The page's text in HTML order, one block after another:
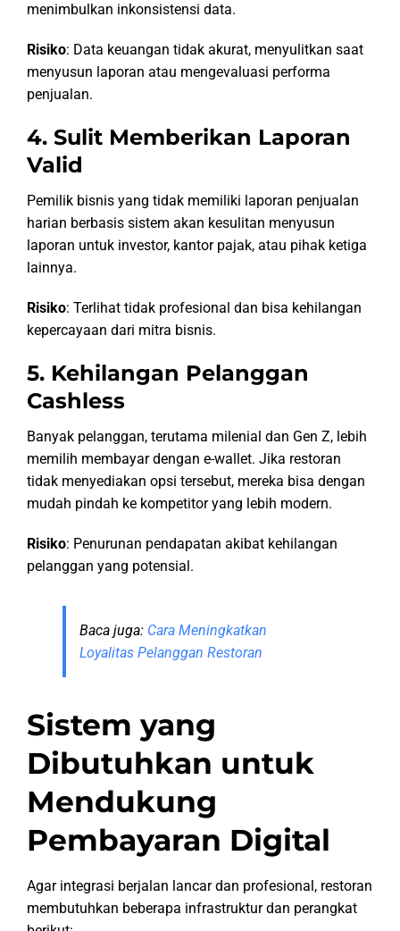
menimbulkan inkonsistensi data.
Risiko: Data keuangan tidak akurat, menyulitkan saat
menyusun laporan atau mengevaluasi performa
penjualan.
4. Sulit Memberikan Laporan
Valid
Pemilik bisnis yang tidak memiliki laporan penjualan
harian berbasis sistem akan kesulitan menyusun
laporan untuk investor, kantor pajak, atau pihak ketiga
lainnya.
Risiko: Terlihat tidak profesional dan bisa kehilangan
kepercayaan dari mitra bisnis.
5. Kehilangan Pelanggan
Cashless
Banyak pelanggan, terutama milenial dan Gen Z, lebih
memilih membayar dengan e-wallet. Jika restoran
tidak menyediakan opsi tersebut, mereka bisa dengan
mudah pindah ke kompetitor yang lebih modern.
Risiko: Penurunan pendapatan akibat kehilangan
pelanggan yang potensial.
Baca juga: Cara Meningkatkan
Loyalitas Pelanggan Restoran
Sistem yang
Dibutuhkan untuk
Mendukung
Pembayaran Digital
Agar integrasi berjalan lancar dan profesional, restoran
membutuhkan beberapa infrastruktur dan perangkat